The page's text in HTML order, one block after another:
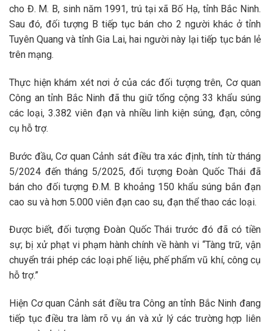
cho Đ. M. B, sinh năm 1991, trú tại xã Bố Hạ, tỉnh Bắc Ninh.
Sau đó, đối tượng B tiếp tục bán cho 2 người khác ở tỉnh
Tuyên Quang và tỉnh Gia Lai, hai người này lại tiếp tục bán lẻ
trên mạng.
Thực hiện khám xét nơi ở của các đối tượng trên, Cơ quan
Công an tỉnh Bắc Ninh đã thu giữ tổng cộng 33 khẩu súng
các loại, 3.382 viên đạn và nhiều linh kiện súng, đạn, công
cụ hỗ trợ.
Bước đầu, Cơ quan Cảnh sát điều tra xác định, tính từ tháng
5/2024 đến tháng 5/2025, đối tượng Đoàn Quốc Thái đã
bán cho đối tượng Đ.M. B khoảng 150 khẩu súng bắn đạn
cao su và hơn 5.000 viên đạn cao su, đạn thể thao các loại.
Được biết, đối tượng Đoàn Quốc Thái trước đó đã có tiền
sự; bị xử phạt vi phạm hành chính về hành vi “Tàng trữ, vận
chuyển trái phép các loại phế liệu, phế phẩm vũ khí, công cụ
hỗ trợ.”
Hiện Cơ quan Cảnh sát điều tra Công an tỉnh Bắc Ninh đang
tiếp tục điều tra làm rõ vụ án và xử lý các trường hợp liên